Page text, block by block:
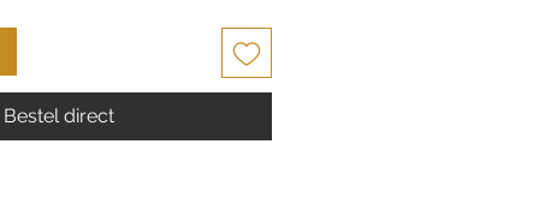
Bestel direct